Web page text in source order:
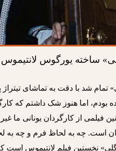
ساخته یورگوس لانتیموس
شد با دقت به تماشای تیتراژ
بودم، اما هنوز شک داشتم که
فیلمی از کارگردان یونانی ما
است. چه به لحاظ فرم و چه به
نخستین فیلم لانتیموس است